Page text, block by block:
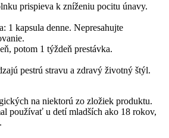
prispieva k zníženiu pocitu únavy.
1 kapsula denne. Nepresahujte
potom 1 týždeň prestávka.
pestrú stravu a zdravý životný štýl.
na niektorú zo zložiek produktu.
používať u detí mladších ako 18 rokov,